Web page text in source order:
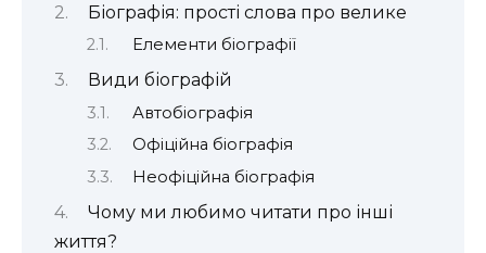
Біографія: прості слова про велике
Елементи біографії
Види біографій
Автобіографія
Офіційна біографія
Неофіційна біографія
Чому ми любимо читати про інші
життя?